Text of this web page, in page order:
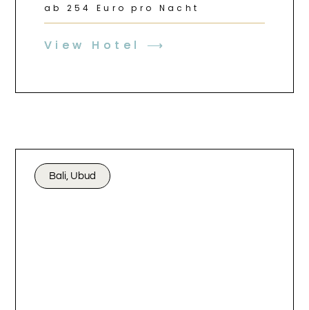
ab 254 Euro pro Nacht
View Hotel ⟶
Bali, Ubud